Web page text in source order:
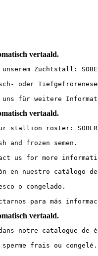
vertaald.
unserem Zuchtstall:
oder
für weitere
vertaald.
stallion roster:
and frozen semen.
us for more
en nuestro catálogo
o congelado.
para más
vertaald.
notre catalogue de
sperme frais ou congelé.